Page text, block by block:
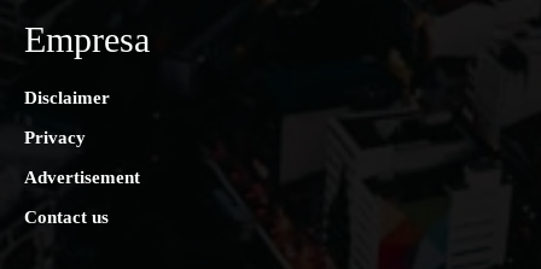
Empresa
Disclaimer
Privacy
Advertisement
Contact us